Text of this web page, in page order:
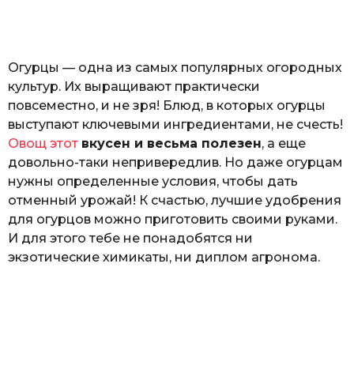
Огурцы — одна из самых популярных огородных
культур. Их выращивают практически
повсеместно, и не зря! Блюд, в которых огурцы
выступают ключевыми ингредиентами, не счесть!
Овощ этот вкусен и весьма полезен, а еще
довольно-таки непривередлив. Но даже огурцам
нужны определенные условия, чтобы дать
отменный урожай! К счастью, лучшие удобрения
для огурцов можно приготовить своими руками.
И для этого тебе не понадобятся ни
экзотические химикаты, ни диплом агронома.